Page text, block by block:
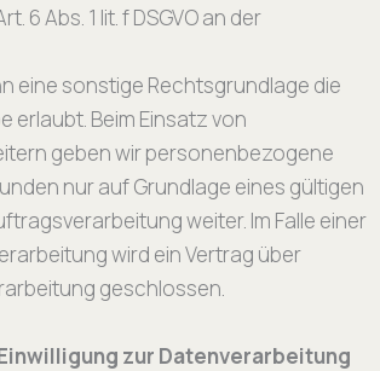
6 Abs. 1 lit. f DSGVO an der
eine sonstige Rechtsgrundlage die
erlaubt. Beim Einsatz von
geben wir personenbezogene
nur auf Grundlage eines gültigen
weiter. Im Falle einer
wird ein Vertrag über
geschlossen.
zur Datenverarbeitung